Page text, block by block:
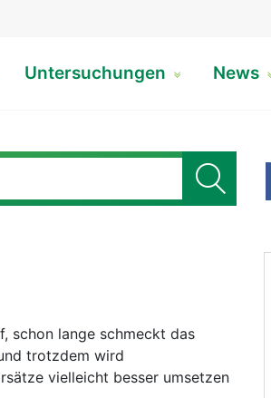
Untersuchungen News
schon lange schmeckt das
trotzdem wird
vielleicht besser umsetzen